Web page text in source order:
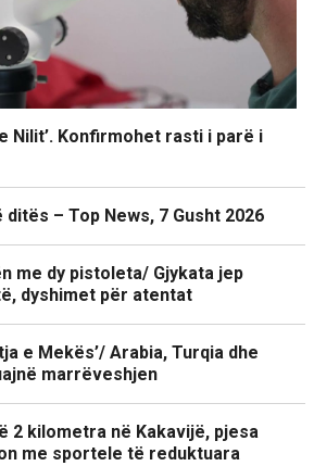
Nilit’. Konfirmohet rasti i parë i
– Top News, 7 Gusht 2026
me dy pistoleta/ Gjykata jep
dyshimet për atentat
e Mekës’/ Arabia, Turqia dhe
marrëveshjen
2 kilometra në Kakavijë, pjesa
me sportele të reduktuara